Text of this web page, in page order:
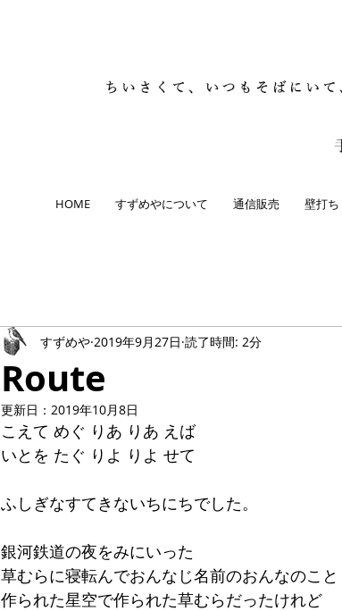
HOME すずめやについて 通信販売 壁打ち
Route
すずめや 2019年9月27日 読了時間: 2分
更新日： 2019年10月8日
こえて めぐ りあ りあ えば
いとを たぐ りよ りよ せて
ふしぎなすてきないちにちでした。
銀河鉄道の夜をみにいった
草むらに寝転んでおんなじ名前のおんなのこと
作られた星空で作られた草むらだったけれど